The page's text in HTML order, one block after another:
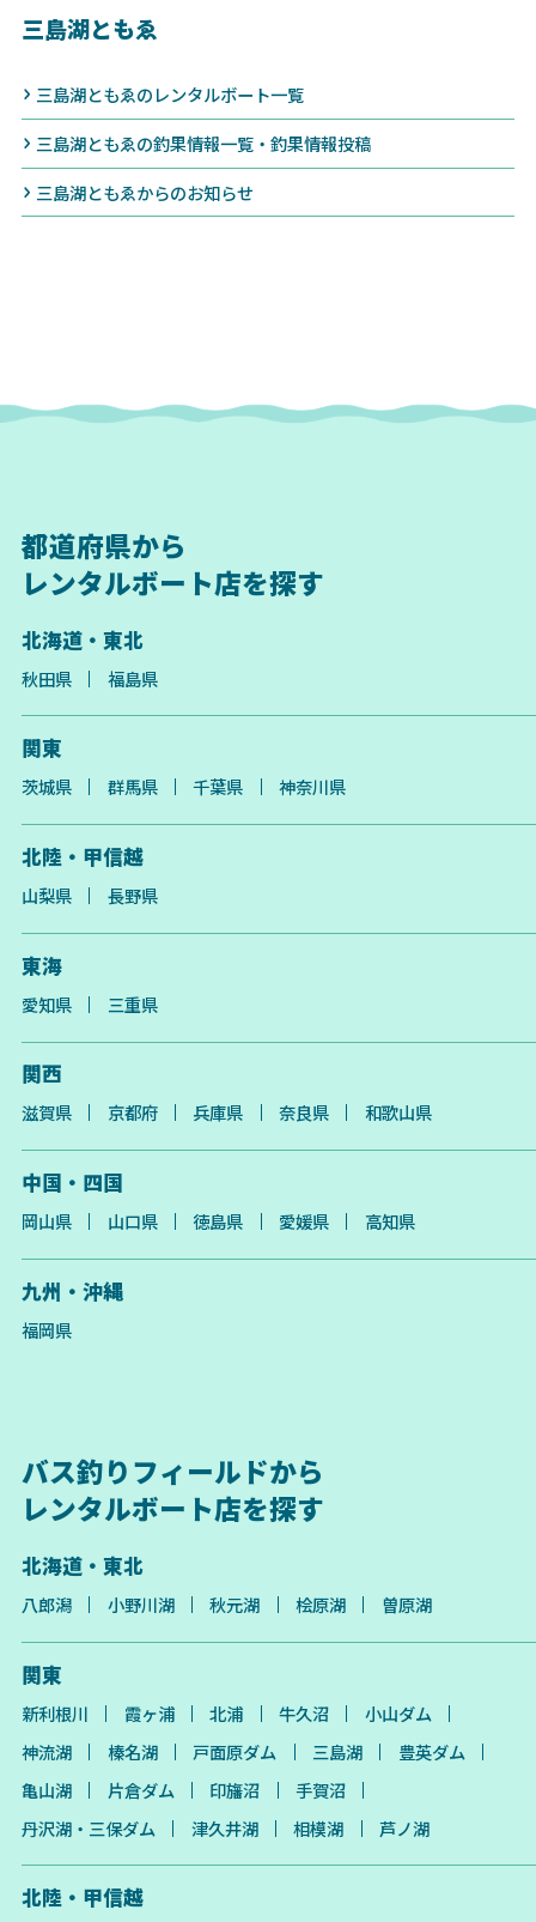
三島湖ともゑ
三島湖ともゑのレンタルボート一覧
三島湖ともゑの釣果情報一覧・釣果情報投稿
三島湖ともゑからのお知らせ
都道府県から
レンタルボート店を探す
北海道・東北
秋田県 福島県
関東
茨城県 群馬県 千葉県 神奈川県
北陸・甲信越
山梨県 長野県
東海
愛知県 三重県
関西
滋賀県 京都府 兵庫県 奈良県 和歌山県
中国・四国
岡山県 山口県 徳島県 愛媛県 高知県
九州・沖縄
福岡県
バス釣りフィールドから
レンタルボート店を探す
北海道・東北
八郎潟 小野川湖 秋元湖 桧原湖 曽原湖
関東
新利根川 霞ヶ浦 北浦 牛久沼
小山ダム
神流湖
榛名湖 戸面原ダム 三島湖
豊英ダム
亀山湖
片倉ダム 印旛沼
手賀沼
丹沢湖・三保ダム
津久井湖 相模湖 芦ノ湖
北陸・甲信越